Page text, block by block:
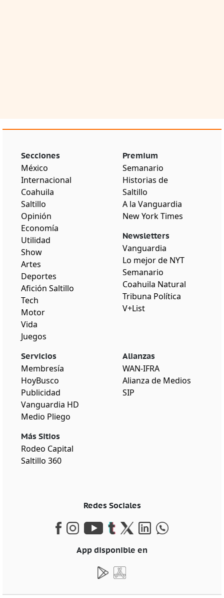
Secciones
México
Internacional
Coahuila
Saltillo
Opinión
Economía
Utilidad
Show
Artes
Deportes
Afición Saltillo
Tech
Motor
Vida
Juegos
Premium
Semanario
Historias de
Saltillo
A la Vanguardia
New York Times
Newsletters
Vanguardia
Lo mejor de NYT
Semanario
Coahuila Natural
Tribuna Política
V+List
Servicios
Membresía
HoyBusco
Publicidad
Vanguardia HD
Medio Pliego
Más Sitios
Rodeo Capital
Saltillo 360
Alianzas
WAN-IFRA
Alianza de Medios
SIP
Redes Sociales
App disponible en